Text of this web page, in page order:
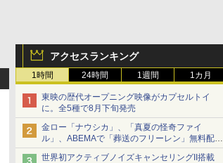
アクセスランキング
1時間 24時間 1週間 1カ月
東映の歴代オープニング映像がカプセルトイ
に。全5種で8月下旬発売
金ロー「ナウシカ」、「真夏の怪奇ファイ
ル」、ABEMAで「葬送のフリーレン」無料配信
など。夏の特番・配信情報
世界初アクティブノイズキャンセリングII搭載